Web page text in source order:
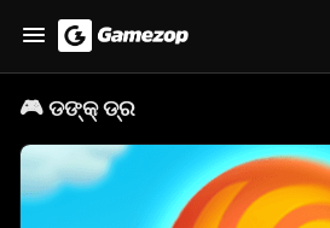
🎮ଡଙ୍କ୍ ଡ୍ର